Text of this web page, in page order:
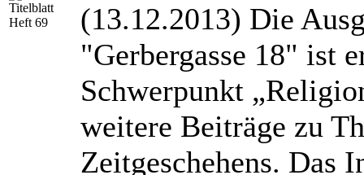
(13.12.2013) Die
"Gerbergasse 18" ist
Schwerpunkt
weitere Beiträge zu
Zeitgeschehens. Das